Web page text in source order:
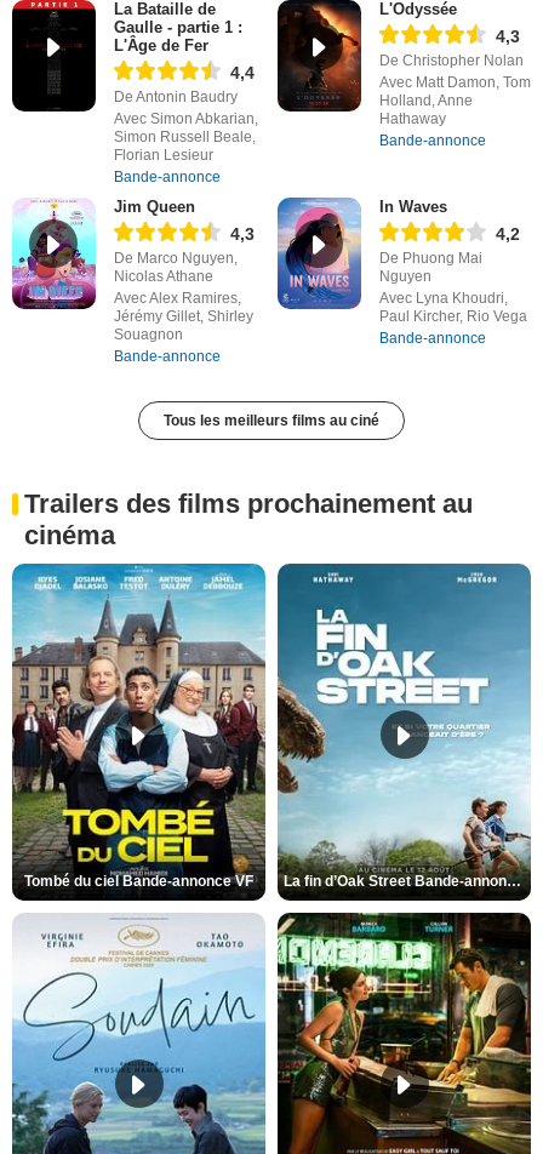
La Bataille de
Gaulle - partie 1 :
L'Âge de Fer
4,4
De Antonin Baudry
Avec Simon Abkarian,
Simon Russell Beale,
Florian Lesieur
Bande-annonce
L'Odyssée
4,3
De Christopher Nolan
Avec Matt Damon, Tom
Holland, Anne
Hathaway
Bande-annonce
Jim Queen
4,3
De Marco Nguyen,
Nicolas Athane
Avec Alex Ramires,
Jérémy Gillet, Shirley
Souagnon
Bande-annonce
In Waves
4,2
De Phuong Mai
Nguyen
Avec Lyna Khoudri,
Paul Kircher, Rio Vega
Bande-annonce
Tous les meilleurs films au ciné
Trailers des films prochainement au
cinéma
Tombé du ciel Bande-annonce VF La fin d’Oak Street Bande-annonce VO STFR